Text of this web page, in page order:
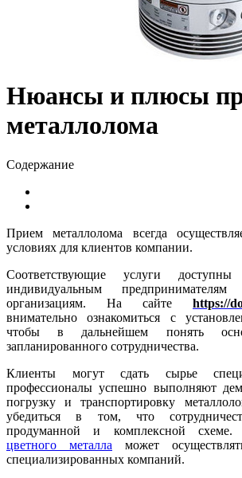
Нюансы и плюсы
металлолома
Содержание
Прием металлолома всегда
условиях для клиентов компании.
Соответствующие услуги
индивидуальным
организациям. На сайте https://
внимательно ознакомиться с
чтобы в дальнейшем понять
запланированного сотрудничества.
Клиенты могут сдать сырье
профессионалы успешно выполняют
погрузку и транспортировку
убедиться в том, что
продуманной и комплексной
цветного металла может
специализированных компаний.